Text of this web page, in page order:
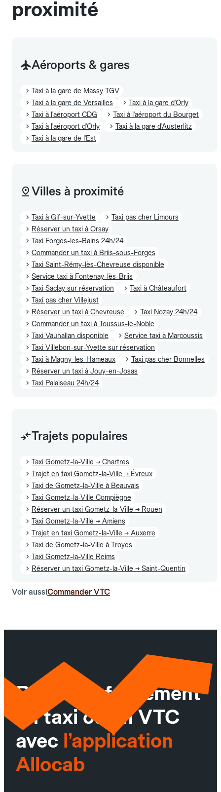
proximité
Aéroports & gares
Taxi à la gare de Massy TGV
Taxi à la gare de Versailles
Taxi à la gare d'Orly
Taxi à l'aéroport CDG
Taxi à l'aéroport du Bourget
Taxi à l'aéroport d'Orly
Taxi à la gare d'Austerlitz
Taxi à la gare de l'Est
Villes à proximité
Taxi à Gif-sur-Yvette
Taxi pas cher Limours
Réserver un taxi à Orsay
Taxi Forges-les-Bains 24h/24
Commander un taxi à Briis-sous-Forges
Taxi Saint-Rémy-lès-Chevreuse disponible
Service taxi à Fontenay-lès-Briis
Taxi Saclay sur réservation
Taxi à Châteaufort
Taxi pas cher Villejust
Réserver un taxi à Chevreuse
Taxi Nozay 24h/24
Commander un taxi à Toussus-le-Noble
Taxi Vauhallan disponible
Service taxi à Marcoussis
Taxi Villebon-sur-Yvette sur réservation
Taxi à Magny-les-Hameaux
Taxi pas cher Bonnelles
Réserver un taxi à Jouy-en-Josas
Taxi Palaiseau 24h/24
Trajets populaires
Taxi Gometz-la-Ville → Chartres
Trajet en taxi Gometz-la-Ville → Évreux
Taxi de Gometz-la-Ville à Beauvais
Taxi Gometz-la-Ville Compiègne
Réserver un taxi Gometz-la-Ville → Rouen
Taxi Gometz-la-Ville → Amiens
Trajet en taxi Gometz-la-Ville → Auxerre
Taxi de Gometz-la-Ville à Troyes
Taxi Gometz-la-Ville Reims
Réserver un taxi Gometz-la-Ville → Saint-Quentin
Voir aussiCommander VTC
Réservez facilement
un taxi ou un VTC
avec l’application
Allocab